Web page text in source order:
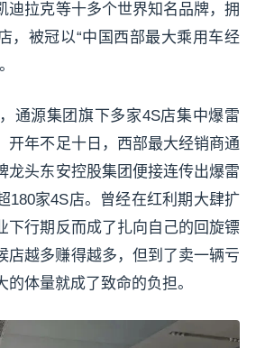
迪拉克等十多个世界知名品牌，拥
，被冠以“中国西部最大乘用车经
通源集团旗下多家4S店集中爆雷
开年不足十日，西部最大经销商通
龙头东安控股集团便接连传出爆雷
180家4S店。曾经在红利期大肆扩
下行期反而成了扎向自己的回旋镖
越多赚得越多，但到了卖一辆亏
的体量就成了致命的负担。